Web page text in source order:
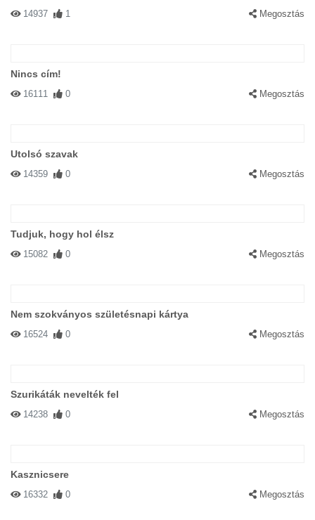
14937 1 Megosztás
Nincs cím!
16111 0 Megosztás
Utolsó szavak
14359 0 Megosztás
Tudjuk, hogy hol élsz
15082 0 Megosztás
Nem szokványos születésnapi kártya
16524 0 Megosztás
Szurikáták nevelték fel
14238 0 Megosztás
Kasznicsere
16332 0 Megosztás